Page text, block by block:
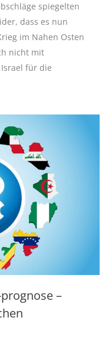
spiegelten
dass es nun
im Nahen Osten
nicht mit
für die
–